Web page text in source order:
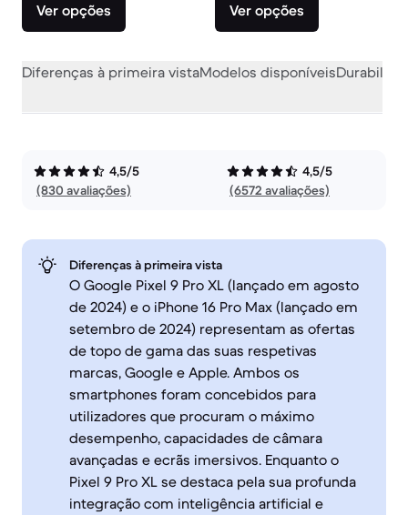
Ver opções Ver opções
Diferenças à primeira vistaModelos disponíveis
4,5/5
(830 avaliações)
4,5/5
(6572 avaliações)
Diferenças à primeira vista
O Google Pixel 9 Pro XL (lançado em agosto
de 2024) e o iPhone 16 Pro Max (lançado em
setembro de 2024) representam as ofertas
de topo de gama das suas respetivas
marcas, Google e Apple. Ambos os
smartphones foram concebidos para
utilizadores que procuram o máximo
desempenho, capacidades de câmara
avançadas e ecrãs imersivos. Enquanto o
Pixel 9 Pro XL se destaca pela sua profunda
integração com inteligência artificial e